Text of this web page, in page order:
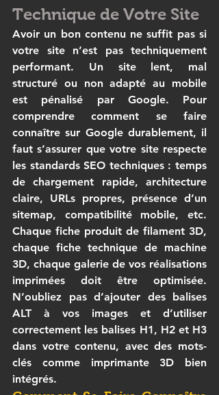
Technique de Votre Site
Avoir un bon contenu ne suffit pas si
votre site n’est pas techniquement
performant. Un site lent, mal
structuré ou non adapté au mobile
est pénalisé par Google. Pour
comprendre comment se faire
connaître sur Google durablement, il
faut s’assurer que votre site respecte
les standards SEO techniques : temps
de chargement rapide, architecture
claire, URLs propres, présence d’un
sitemap, compatibilité mobile, etc.
Chaque fiche produit de filament 3D,
chaque fiche technique de machine
3D, chaque galerie de vos réalisations
imprimées doit être optimisée.
N’oubliez pas d’ajouter des balises
ALT à vos images et d’utiliser
correctement les balises H1, H2 et H3
dans votre contenu, avec des mots-
clés comme imprimante 3D bien
intégrés.